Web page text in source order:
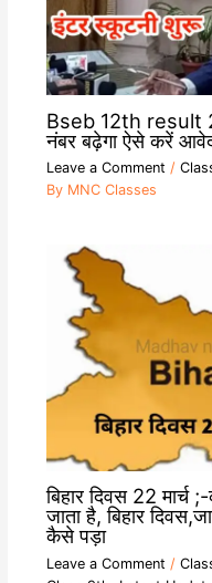
Bseb 12th result
नंबर बढ़ेगा ऐसे करें
Leave a Comment /
By MNC Classes
बिहार दिवस 22
जाता है, बिहार
कैसे पड़ा
Leave a Comment /